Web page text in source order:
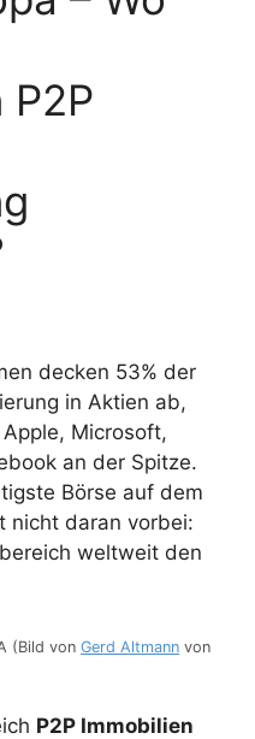
decken 53% der
in Aktien ab,
Microsoft,
an der Spitze.
Börse auf dem
nicht daran vorbei:
weltweit den
(Bild von Gerd Altmann von
P2P Immobilien